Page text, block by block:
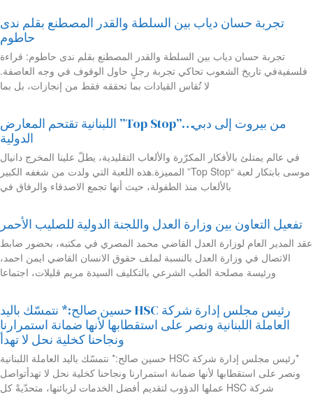
تجربة حسان دياب بين السلطة والقدر المصطنع بقلم ندى
حاطوم
تجربة حسان دياب بين السلطة والقدر المصطنع بقلم ندى حاطوم: قراءة
فلسفيةفي تاريخ الشعوب تحاكي تجربة رجلٍ حاول الوقوف في وجه العاصفة.
لا تُقاس القيادات بما تحققه فقط من إنجازات، بل بما
من بيروت إلى دبي…”Top Stop” اللبنانية تقتحم المعارض
الدولية
في عالم يمتلئ بالأفكار المكرّرة والألعاب التقليدية، يطلّ علينا المخرج دانيال
موسى بابتكار لعبة “Top Stop” المميزة.هذه اللعبة التي ولدت من شغفه الكبير
بالألعاب منذ الطفولة، حيث أنها تجمع الاصدقاء والرفاق في
تفعيل التعاون بين وزارة العدل واللجنة الدولية للصليب الأحمر
عقد المدير العام لوزارة العدل القاضي محمد المصري في مكتبه، بحضور ضابط
الاتصال في وزارة العدل بالنسبة لملف حقوق الانسان القاضي ايمن احمد،
ورئيسة مصلحة الطب الشرعي بالتكليف السيدة مريم قليلات، اجتماعا
رئيس مجلس إدارة شركة HSC حسين صالح:* نتمسّك باليد
العاملة اللبنانية ونصر على استقطابها لأنها ضمانة استمرارنا
ونجاحنا كخلية نحل لا تهدأ
*رئيس مجلس إدارة شركة HSC حسين صالح:* نتمسّك باليد العاملة اللبنانية
ونصر على استقطابها لأنها ضمانة استمرارنا ونجاحنا كخلية نحل لا تهدأتواصل
شركة HSC عملها الدؤوب لتقديم أفضل الخدمات لزبائنها، متحدّيةً كل